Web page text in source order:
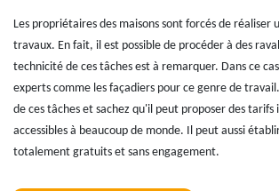
Les propriétaires des maisons sont forcés de réaliser
travaux. En fait, il est possible de procéder à des
technicité de ces tâches est à remarquer. Dans ce
experts comme les façadiers pour ce genre de
de ces tâches et sachez qu'il peut proposer des tarifs
accessibles à beaucoup de monde. Il peut aussi
totalement gratuits et sans engagement.